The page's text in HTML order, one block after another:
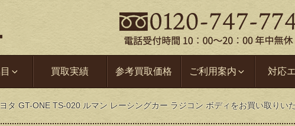
買取実績 参考買取価格 ご利用案内 対応
タ GT-ONE TS-020 ルマン レーシングカー ラジコン ボディをお買い取りい